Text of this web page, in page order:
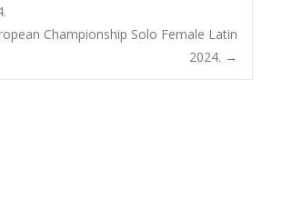
Championship Solo Female Latin
2024. →